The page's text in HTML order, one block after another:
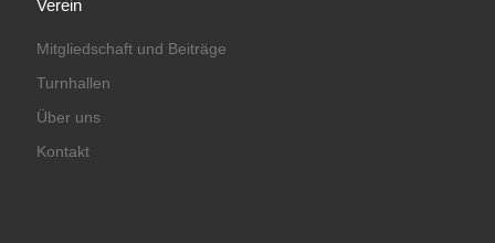
Verein
Mitgliedschaft und Beiträge
Turnhallen
Über uns
Kontakt